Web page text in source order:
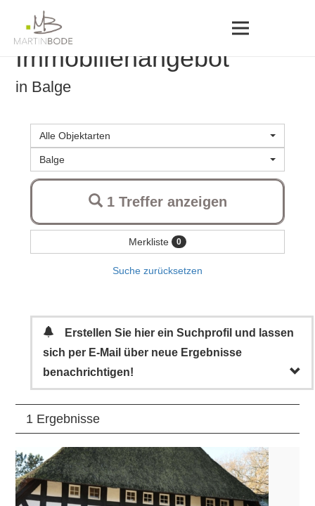
Immobilien­angebot
in Balge
Alle Objektarten
Balge
1 Treffer anzeigen
Merkliste 0
Suche zurücksetzen
Erstellen Sie hier ein Suchprofil und lassen
sich per E-Mail über neue Ergebnisse
benachrichtigen!
1 Ergebnisse